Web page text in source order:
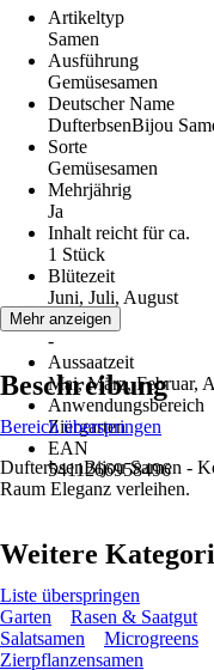
Artikeltyp
Samen
Ausführung
Gemüsesamen
Deutscher Name
DufterbsenBijou
Sorte
Gemüsesamen
Mehrjährig
Ja
Inhalt reicht für ca.
1 Stück
Blütezeit
Juni, Juli, August
Erntezeit
-
Aussaatzeit
Mai, März, Februar,
Anwendungsbereich
Ziergarten
EAN
5411266958496
Mehr anzeigen
Beschreibung
Bereich überspringen
DufterbsenBijou Samen -
Raum Eleganz verleihen.
Weitere
Liste überspringen
Garten
Rasen & Saatgut
Salatsamen
Microgreens
Zierpflanzensamen